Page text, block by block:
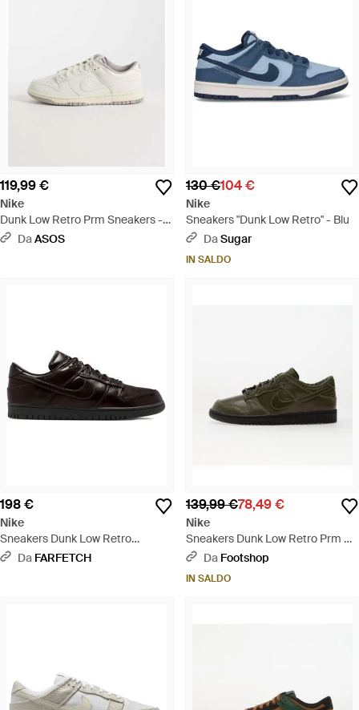
119,99 €
Nike
Dunk Low Retro Prm Sneakers -
Bianco
DaASOS
130 €104 €
Nike
Sneakers "Dunk Low Retro" - Blu
DaSugar
IN SALDO
198 €
Nike
Sneakers Dunk Low Retro
Premium - Nero
Da FARFETCH
139,99 €78,49 €
Nike
Sneakers Dunk Low Retro Prm Qs
Army/ Army - Marrone
Da Footshop
IN SALDO